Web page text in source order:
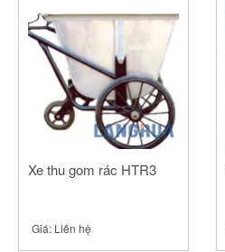
Xe thu gom rác HTR3
Giá: Liên hệ